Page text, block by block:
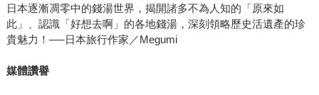
日本逐漸凋零中的錢湯世界，揭開諸多不為人知的「原來如
此」、認識「好想去啊」的各地錢湯，深刻領略歷史活遺產的珍
貴魅力！──日本旅行作家／Megumi
媒體讚譽